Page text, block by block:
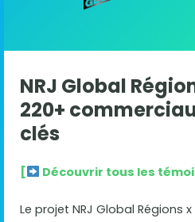
NRJ Global
220+
clés
[ Découvrir tous les
Le projet NRJ Global Régions